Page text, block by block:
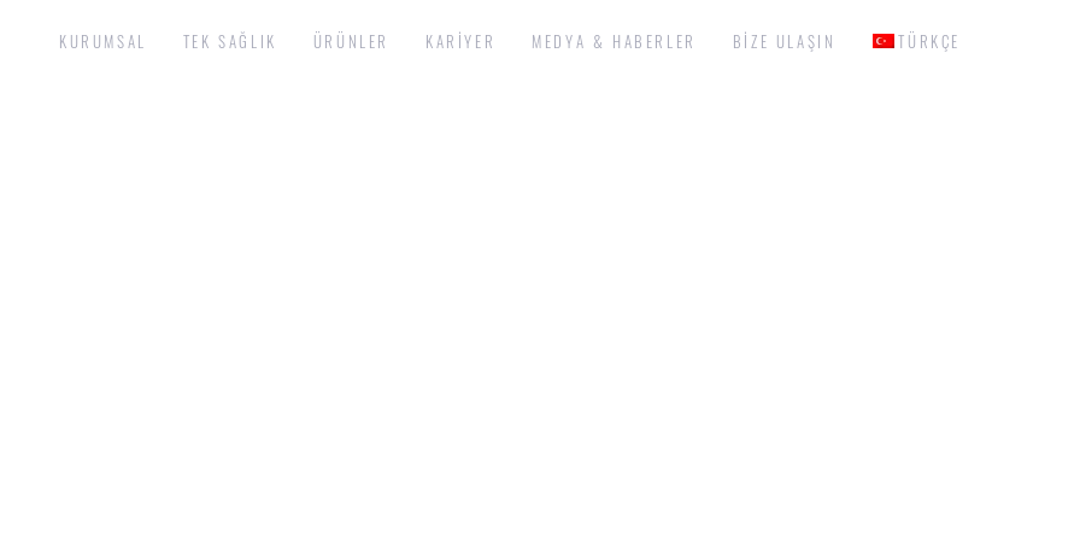
KURUMSAL TEK SAĞLIK ÜRÜNLER KARIYER MEDYA & HABERLER BIZE ULAŞIN TÜRKÇE